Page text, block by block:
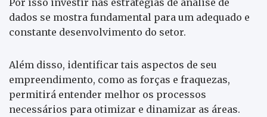
dados se mostra fundamental para um adequado e
constante desenvolvimento do setor.
Além disso, identificar tais aspectos de seu
empreendimento, como as forças e fraquezas,
permitirá entender melhor os processos
necessários para otimizar e dinamizar as áreas.